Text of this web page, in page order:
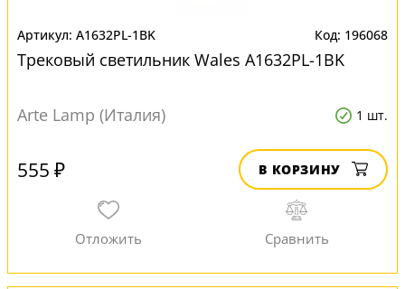
A1632PL-1BK 196068
Трековый светильник Wales A1632PL-1BK
Arte Lamp (Италия) 1 шт.
555 ₽ В КОРЗИНУ